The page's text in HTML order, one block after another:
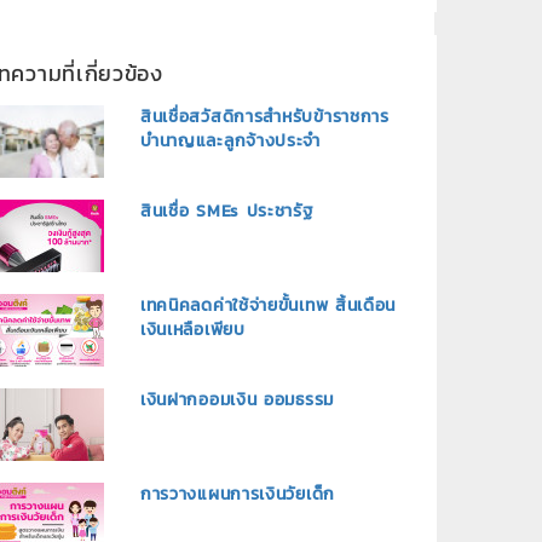
ความที่เกี่ยวข้อง
สินเชื่อสวัสดิการสำหรับข้าราชการ
บำนาญและลูกจ้างประจำ
สินเชื่อ SMEs ประชารัฐ
เทคนิคลดค่าใช้จ่ายขั้นเทพ สิ้นเดือน
เงินเหลือเพียบ
เงินฝากออมเงิน ออมธรรม
การวางแผนการเงินวัยเด็ก